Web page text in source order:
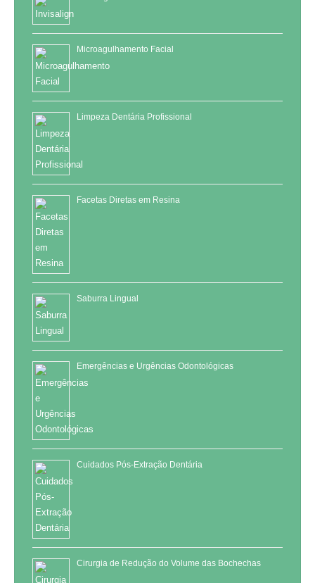
Microagulhamento Facial
Limpeza Dentária Profissional
Facetas Diretas em Resina
Saburra Lingual
Emergências e Urgências Odontológicas
Cuidados Pós-Extração Dentária
Cirurgia de Redução do Volume das Bochechas